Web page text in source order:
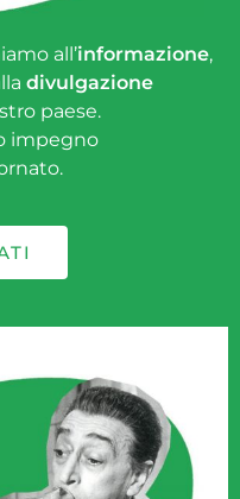
all’informazione,
divulgazione
paese.
impegno